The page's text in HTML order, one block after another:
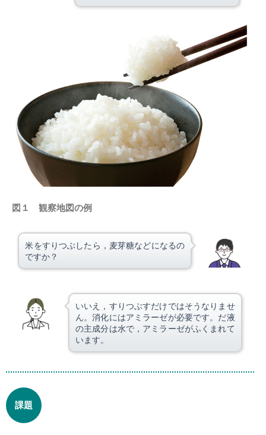
図１ 観察地図の例
米をすりつぶしたら，麦芽糖などになるの
ですか？
いいえ，すりつぶすだけではそうなりませ
ん。消化にはアミラーゼが必要です。だ液
の主成分は水で，アミラーゼがふくまれて
います。
課題